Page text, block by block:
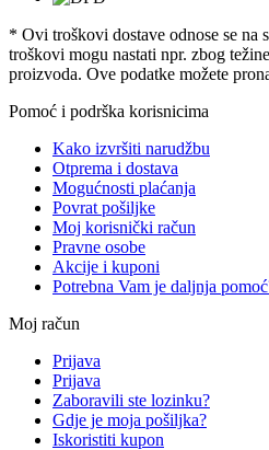
* Ovi troškovi dostave odnose se na
troškovi mogu nastati npr. zbog
proizvoda. Ove podatke možete
Pomoć i podrška korisnicima
Kako izvršiti narudžbu
Otprema i dostava
Mogućnosti plaćanja
Povrat pošiljke
Moj korisnički račun
Pravne osobe
Akcije i kuponi
Potrebna Vam je daljnja
Moj račun
Prijava
Prijava
Zaboravili ste lozinku?
Gdje je moja pošiljka?
Iskoristiti kupon